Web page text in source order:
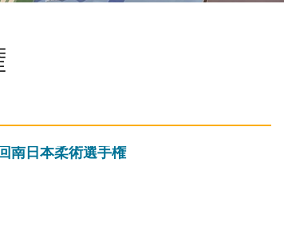
南日本柔術選手権